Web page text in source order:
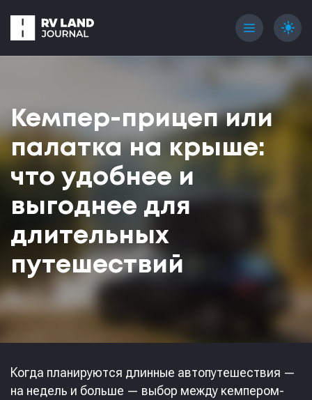
menu light_mode
Кемпер-прицеп или
палатка на крыше:
что удобнее и
выгоднее для
длительных
путешествий
Когда планируются длинные автопутешествия —
на недель и больше — выбор между кемпером-